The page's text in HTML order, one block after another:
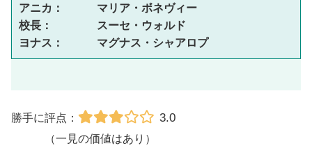
アニカ：　　　マリア・ボネヴィー
校長：　　　　スーセ・ウォルド
ヨナス：　　　マグナス・シャアロプ
勝手に評点： 3.0
（一見の価値はあり）